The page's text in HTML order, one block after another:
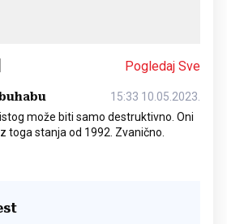
Pogledaj Sve
15:33 10.05.2023.
može biti samo destruktivno. Oni
toga stanja od 1992. Zvanično.